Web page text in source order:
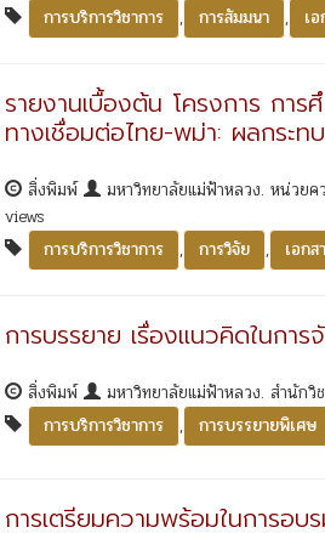
การบริการวิชาการ
, การสัมมนา , เ
รายงานเบื้องต้น โครงการ กา
ทางเชื่อมต่อไทย-พม่า: ผลกระ
สิ่งพิมพ์ มหาวิทยาลัยแม่ฟ้าหลวง. หน่วยคว
views
การบริการวิชาการ
, การวิจัย , เอก
การบรรยาย เรื่องแนวคิดในกา
สิ่งพิมพ์ มหาวิทยาลัยแม่ฟ้าหลวง. สำนักวิ
การบริการวิชาการ
, การบรรยายพิเศษ
การเตรียมความพร้อมในการอ